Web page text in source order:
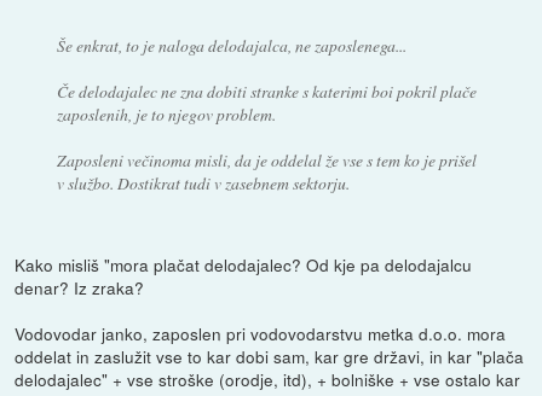
Še enkrat, to je naloga delodajalca, ne zaposlenega...
Če delodajalec ne zna dobiti stranke s katerimi boi pokril plače
zaposlenih, je to njegov problem.
Zaposleni večinoma misli, da je oddelal že vse s tem ko je prišel
v službo. Dostikrat tudi v zasebnem sektorju.
Kako misliš "mora plačat delodajalec? Od kje pa delodajalcu
denar? Iz zraka?
Vodovodar janko, zaposlen pri vodovodarstvu metka d.o.o. mora
oddelat in zaslužit vse to kar dobi sam, kar gre državi, in kar "plača
delodajalec" + vse stroške (orodje, itd), + bolniške + vse ostalo kar